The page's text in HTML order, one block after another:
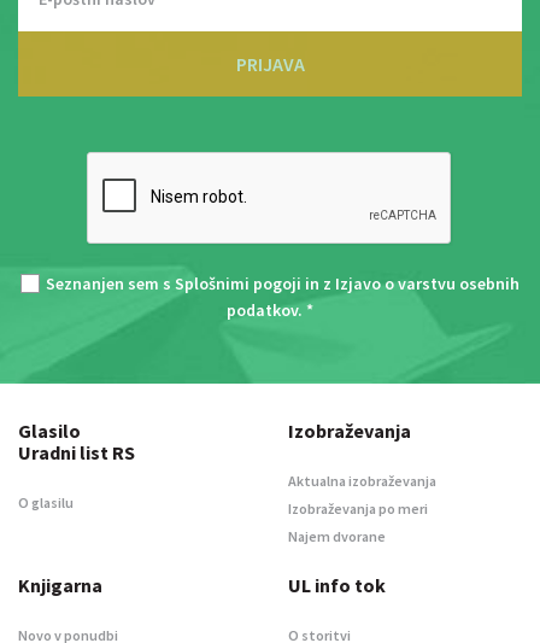
PRIJAVA
Seznanjen sem s Splošnimi pogoji in z Izjavo o varstvu osebnih
podatkov. *
Glasilo
Uradni list RS
O glasilu
Izobraževanja
Aktualna izobraževanja
Izobraževanja po meri
Najem dvorane
Knjigarna
Novo v ponudbi
UL info tok
O storitvi